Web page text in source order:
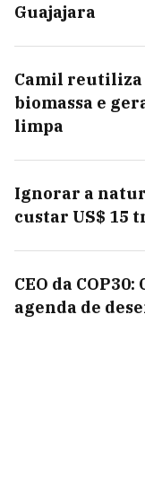
Guajajara
Camil reutiliza
biomassa e
limpa
Ignorar a
custar US$ 15
CEO da
agenda de